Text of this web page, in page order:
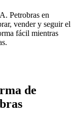
Petrobras en
vender y seguir el
fácil mientras
de